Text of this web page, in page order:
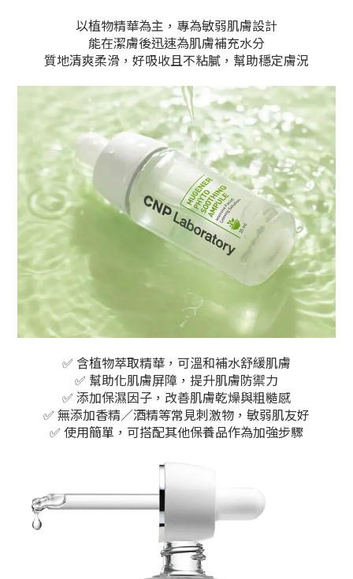
以植物精華為主，專為敏弱肌膚設計
能在潔膚後迅速為肌膚補充水分
質地清爽柔滑，好吸收且不粘膩，幫助穩定膚況
✅ 含植物萃取精華，可溫和補水舒緩肌膚
✅ 幫助化肌膚屏障，提升肌膚防禦力
✅ 添加保濕因子，改善肌膚乾燥與粗糙感
✅ 無添加香精／酒精等常見刺激物，敏弱肌友好
✅ 使用簡單，可搭配其他保養品作為加強步驟